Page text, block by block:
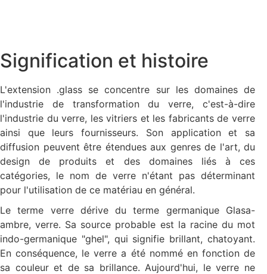
Signification et histoire
L'extension .glass se concentre sur les domaines de
l'industrie de transformation du verre, c'est-à-dire
l'industrie du verre, les vitriers et les fabricants de verre
ainsi que leurs fournisseurs. Son application et sa
diffusion peuvent être étendues aux genres de l'art, du
design de produits et des domaines liés à ces
catégories, le nom de verre n'étant pas déterminant
pour l'utilisation de ce matériau en général.
Le terme verre dérive du terme germanique Glasa-
ambre, verre. Sa source probable est la racine du mot
indo-germanique "ghel", qui signifie brillant, chatoyant.
En conséquence, le verre a été nommé en fonction de
sa couleur et de sa brillance. Aujourd'hui, le verre ne